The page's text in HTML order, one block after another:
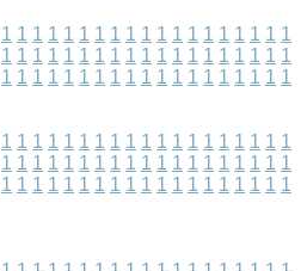
1 1 1 1 1 1 1 1 1 1 1 1 1 1 1 1 1 1 1
1 1 1 1 1 1 1 1 1 1 1 1 1 1 1 1 1 1 1
1 1 1 1 1 1 1 1 1 1 1 1 1 1 1 1 1 1 1
1 1 1 1 1 1 1 1 1 1 1 1 1 1 1 1 1 1 1
1 1 1 1 1 1 1 1 1 1 1 1 1 1 1 1 1 1 1
1 1 1 1 1 1 1 1 1 1 1 1 1 1 1 1 1 1 1